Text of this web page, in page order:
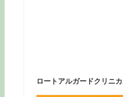
ロートアルガードクリニ